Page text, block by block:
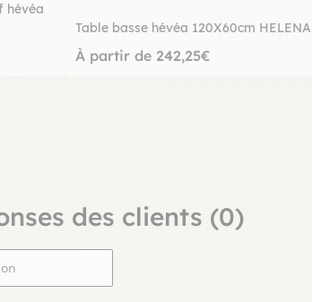
hévéa
Table basse hévéa 120X60cm HELENA
À partir de 242,25€
des clients (0)